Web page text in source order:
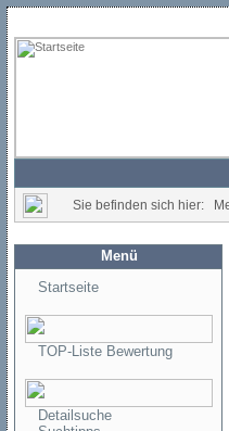
Sie befinden sich hier:
Menü
Startseite
TOP-Liste Bewertung
Detailsuche